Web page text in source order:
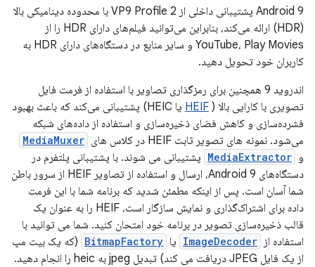
Android 9 پشتیبانی داخلی از VP9 Profile 2 با محدوده دینامیکی بالا
(HDR) ارائه می‌کند، بنابراین می‌توانید فیلم‌های دارای HDR را از
YouTube، Play Movies و سایر منابع در دستگاه‌های دارای HDR به
کاربران خود تحویل دهید.
اندروید 9 همچنین برای رمزگذاری تصاویر با استفاده از فرمت فایل
تصویری با کارایی بالا ( HEIF
یا HEIC) پشتیبانی می‌کند که باعث بهبود
فشرده‌سازی و کاهش فضای ذخیره‌سازی و استفاده از داده‌های شبکه
می‌شود. نمونه های تصویر ثابت HEIF در کلاس های
MediaMuxer
و MediaExtractor پشتیبانی می شوند. با پشتیبانی پلتفرم در
دستگاه‌های Android 9، ارسال و استفاده از تصاویر HEIF از سرور باطن
شما آسان است. پس از اینکه مطمئن شدید که برنامه شما با این فرمت
داده برای اشتراک‌گذاری و نمایش سازگار است، HEIF را به عنوان یک
قالب ذخیره‌سازی تصویر در برنامه خود امتحان کنید. شما می توانید با
استفاده از ImageDecoder یا BitmapFactory (که یک بیت مپ
از یک فایل JPEG دریافت می کند) تبدیل jpeg به heic را انجام دهید.